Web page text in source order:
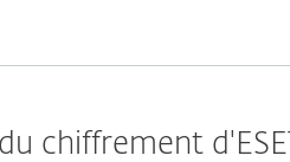
chiffrement